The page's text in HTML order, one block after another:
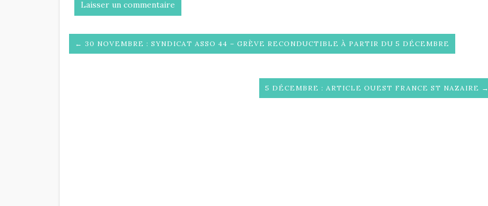
← 30 NOVEMBRE : SYNDICAT ASSO 44 – GRÈVE RECONDUCTIBLE À PARTIR DU 5 DÉCEMBRE
5 DÉCEMBRE : ARTICLE OUEST FRANCE ST NAZAIRE →